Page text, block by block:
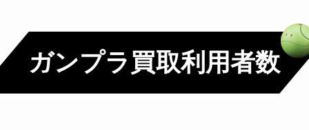
ガンプラ買取利用者数